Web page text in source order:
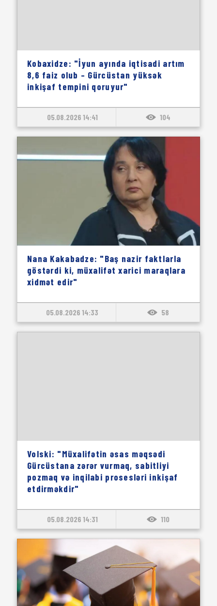
Kobaxidze: "İyun ayında iqtisadi artım
8,6 faiz olub – Gürcüstan yüksək
inkişaf tempini qoruyur"
05.08.2026 14:41 104
Nana Kakabadze: "Baş nazir faktlarla
göstərdi ki, müxalifət xarici maraqlara
xidmət edir"
05.08.2026 14:33 58
Volski: "Müxalifətin əsas məqsədi
Gürcüstana zərər vurmaq, sabitliyi
pozmaq və inqilabi prosesləri inkişaf
etdirməkdir"
05.08.2026 14:31 110